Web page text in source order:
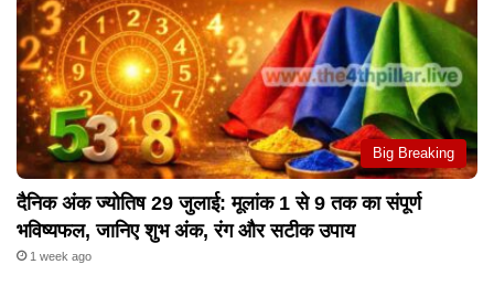
Big Breaking
दैनिक अंक ज्योतिष 29 जुलाई: मूलांक 1 से 9 तक का संपूर्ण
भविष्यफल, जानिए शुभ अंक, रंग और सटीक उपाय
1 week ago